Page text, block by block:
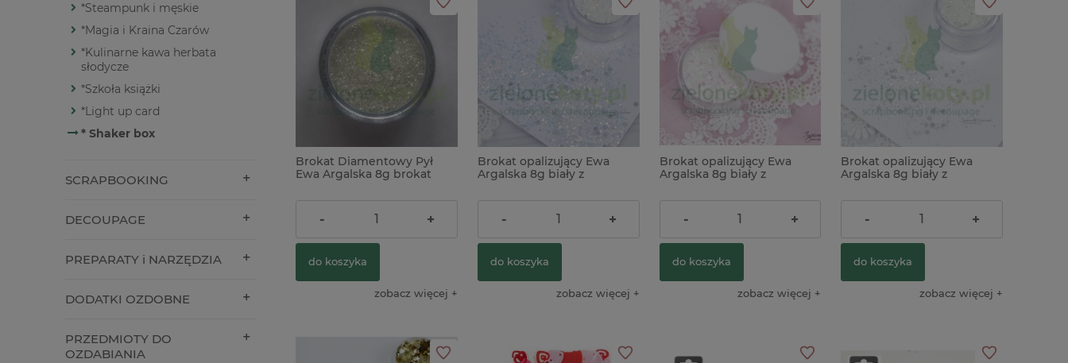
*Steampunk i męskie
*Magia i Kraina Czarów
*Kulinarne kawa herbata
słodycze
*Szkoła książki
*Light up card
* Shaker box
SCRAPBOOKING
DECOUPAGE
PREPARATY i NARZĘDZIA
DODATKI OZDOBNE
PRZEDMIOTY DO
OZDABIANIA
Brokat Diamentowy Pył
Ewa Argalska 8g brokat
13,90 zł
- +
do koszyka
zobacz więcej
Brokat opalizujący Ewa
Argalska 8g biały z
13,90 zł
- +
do koszyka
zobacz więcej
Brokat opalizujący Ewa
Argalska 8g biały z
13,90 zł
- +
do koszyka
zobacz więcej
Brokat opalizujący Ewa
Argalska 8g biały z
13,90 zł
- +
do koszyka
zobacz więcej